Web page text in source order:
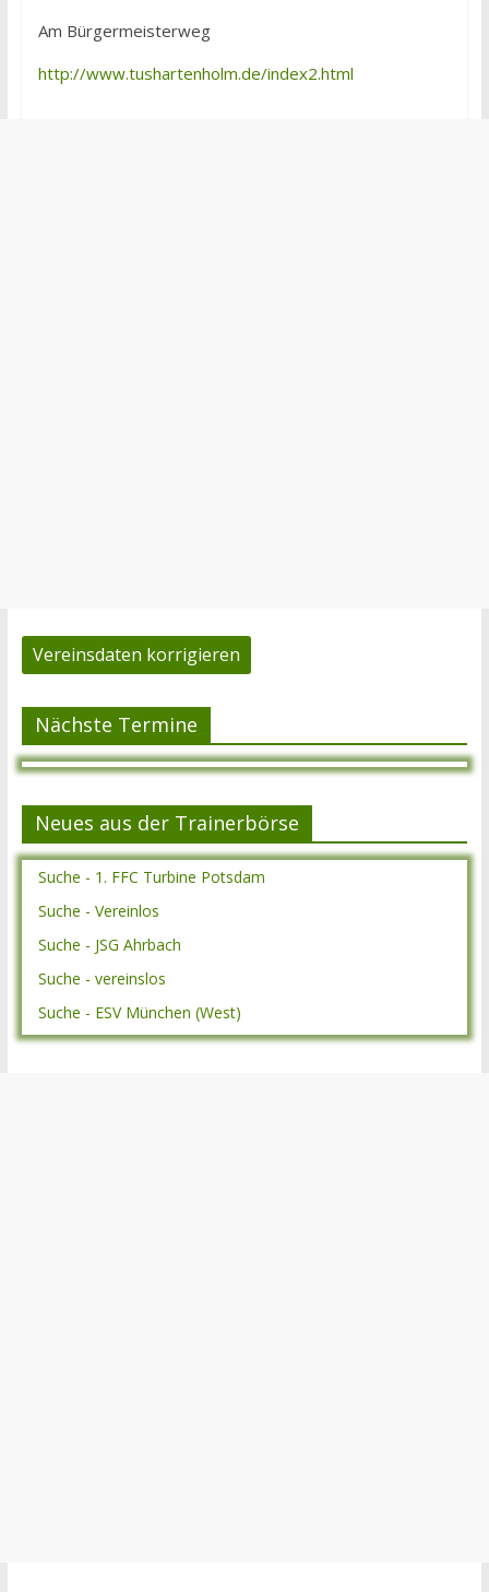
Am Bürgermeisterweg
http://www.tushartenholm.de/index2.html
Vereinsdaten korrigieren
Nächste Termine
Neues aus der Trainerbörse
Suche - 1. FFC Turbine Potsdam
Suche - Vereinlos
Suche - JSG Ahrbach
Suche - vereinslos
Suche - ESV München (West)